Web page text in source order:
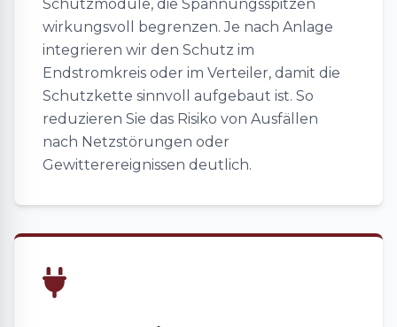
Schutzmodule, die Spannungsspitzen
wirkungsvoll begrenzen. Je nach Anlage
integrieren wir den Schutz im
Endstromkreis oder im Verteiler, damit die
Schutzkette sinnvoll aufgebaut ist. So
reduzieren Sie das Risiko von Ausfällen
nach Netzstörungen oder
Gewitterereignissen deutlich.